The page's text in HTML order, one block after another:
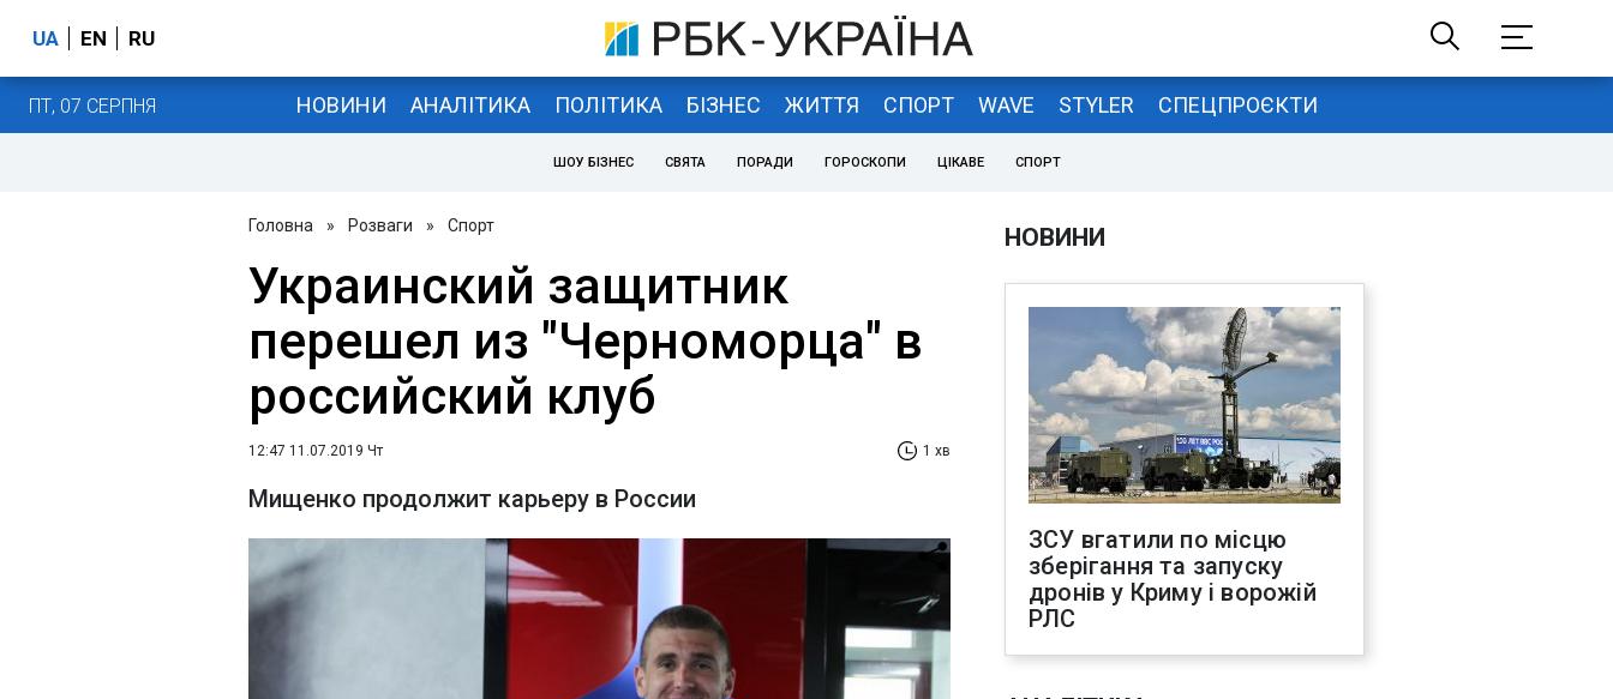
UA EN RU
ПТ, 07 СЕРПНЯ НОВИНИ АНАЛІТИКА ПОЛІТИКА БІЗНЕС ЖИТТЯ СПОРТ WAVE STYLER СПЕЦПРОЄКТИ
ШОУ БІЗНЕС СВЯТА ПОРАДИ ГОРОСКОПИ ЦІКАВЕ СПОРТ
Головна » Розваги » Спорт
Украинский защитник
перешел из "Черноморца" в
российский клуб
12:47 11.07.2019 Чт 1 хв
Мищенко продолжит карьеру в России
НОВИНИ
ЗСУ вгатили по місцю
зберігання та запуску
дронів у Криму і ворожій
РЛС